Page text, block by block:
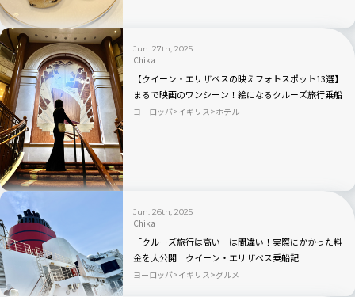
Jun. 27th, 2025
Chika
【クイーン・エリザベスの映えフォトスポット13選】
まるで映画のワンシーン！絵になるクルーズ旅行乗船
記
ヨーロッパ イギリス ホテル
Jun. 26th, 2025
Chika
「クルーズ旅行は高い」は間違い！実際にかかった料
金を大公開｜クイーン・エリザベス乗船記
ヨーロッパ イギリス グルメ